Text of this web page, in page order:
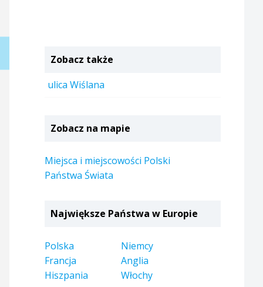
Zobacz także
ulica Wiślana
Zobacz na mapie
Miejsca i miejscowości Polski
Państwa Świata
Największe Państwa w Europie
Polska
Niemcy
Francja
Anglia
Hiszpania
Włochy